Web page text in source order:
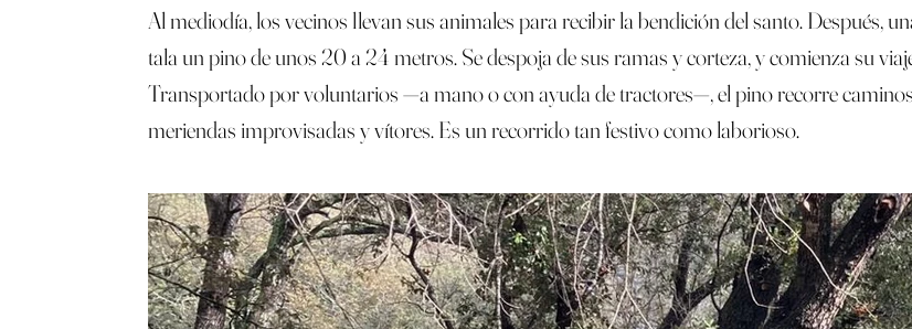
Al mediodía, los vecinos llevan sus animales para recibir la bendición del santo. Después,
tala un pino de unos 20 a 24 metros. Se despoja de sus ramas y corteza, y comienza su
Transportado por voluntarios —a mano o con ayuda de tractores—, el pino recorre
meriendas improvisadas y vítores. Es un recorrido tan festivo como laborioso.